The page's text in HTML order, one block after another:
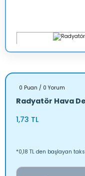
0 Puan / 0 Yorum
Radyatör Hava
1,73 TL
*0,18 TL den başlayan